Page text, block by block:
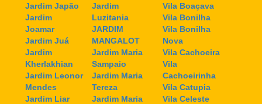
Jardim Japão
Jardim
Joamar
Jardim Juá
Jardim
Kherlakhian
Jardim Leonor
Mendes
Jardim Liar
Jardim
Luzitania
JARDIM
MANGALOT
Jardim Maria
Sampaio
Jardim Maria
Tereza
Jardim Maria
Vila Boaçava
Vila Bonilha
Vila Bonilha
Nova
Vila Cachoeira
Vila
Cachoeirinha
Vila Catupia
Vila Celeste